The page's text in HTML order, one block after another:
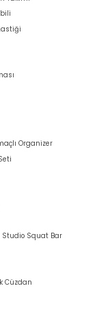
Organizer
Studio Squat Bar
Cüzdan